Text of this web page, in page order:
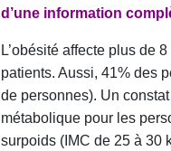
d’une information
L’obésité affecte plus de
patients. Aussi, 41% des
de personnes). Un
métabolique pour les
surpoids (IMC de 25 à 30